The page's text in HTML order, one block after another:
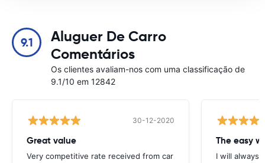
9.1
Aluguer De Carro
Comentários
Os clientes avaliam-nos com uma classificação de
9.1/10 em 12842
30-12-2020
Great value
Very competitive rate received from car
I will always